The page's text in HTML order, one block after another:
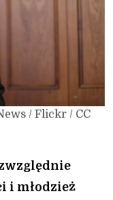
/ Flickr / CC
i młodzież